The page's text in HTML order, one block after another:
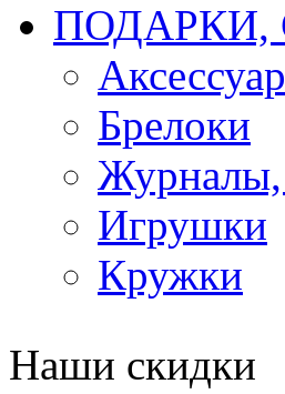
Брелоки
Игрушки
Кружки
Наши скидки